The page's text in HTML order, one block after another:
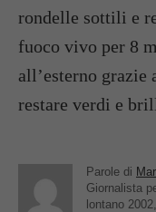
rondelle sottili e
fuoco vivo per 8
all’esterno
restare verdi e
Parole di
Giornalista
lontano